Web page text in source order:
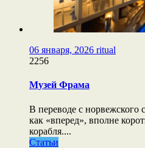
06 января, 2026 ritual
2256
Музей Фрама
В переводе с норвежского
как «вперед», вполне
корабля....
Статьи